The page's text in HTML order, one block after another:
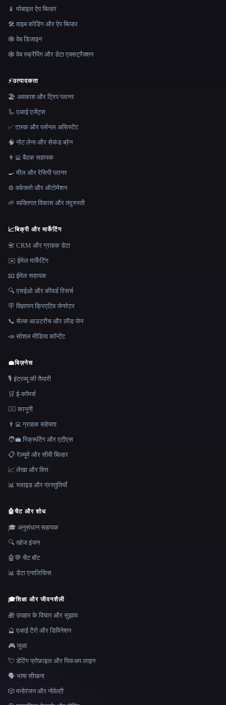
📱 मोबाइल ऐप बिल्डर
🛠️ वाइब कोडिंग और ऐप बिल्डर
🕸 वेब डिजाइन
🕸️ वेब स्क्रैपिंग और डेटा एक्सट्रैक्शन
⚡उत्पादकता
🏖 अवकाश और ट्रिप प्लानर
🦾 एआई एजेंट्स
✅ टास्क और पर्सनल असिस्टेंट
🧠 नोट लेना और सेकंड ब्रेन
👨‍💻 बैठक सहायक
🍳 मील और रेसिपी प्लानर
⚙️ वर्कफ़्लो और ऑटोमेशन
🌱 व्यक्तिगत विकास और तंदुरुस्ती
📈बिक्री और मार्केटिंग
📇 CRM और ग्राहक डेटा
✉️ ईमेल मार्केटिंग
📧 ईमेल सहायक
🔍 एसईओ और कीवर्ड रिसर्च
🪧 विज्ञापन क्रिएटिव जेनरेटर
📞 सेल्स आउटरीच और लीड जेन
📣 सोशल मीडिया कॉन्टेंट
💼बिज़नेस
🎙️ इंटरव्यू की तैयारी
🛒 ई-कॉमर्स
👩‍⚖️ कानूनी
👨‍💻 ग्राहक सहेयता
🧑‍💼 रिक्रूटिंग और एटीएस
📋 रेज़्यूमे और सीवी बिल्डर
📈 लेखा और वित्त
📊 स्लाइड और प्रस्तुतियाँ
🤖चैट और शोध
🎓 अनुसंधान सहायक
🔍 खोज इंजन
🤖💬 चैट बॉट
📊 डेटा एनालिसिस
🎓शिक्षा और जीवनशैली
🎁 उपहार के विचार और सुझाव
🔮 एआई टैरो और डिविनेशन
🎮 जुआ
💘 डेटिंग प्रोफ़ाइल और पिकअप लाइन
🗣️ भाषा सीखना
🎲 मनोरंजन और नोवेल्टी